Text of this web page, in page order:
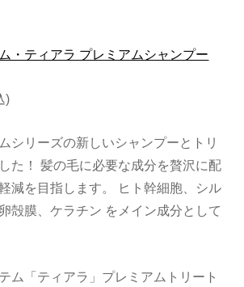
・ティアラ プレミアムシャンプー
)
シリーズの新しいシャンプーとトリ
た！ 髪の毛に必要な成分を贅沢に配
減を目指します。 ヒト幹細胞、シル
殻膜、ケラチン をメイン成分として
ム「ティアラ」プレミアムトリート